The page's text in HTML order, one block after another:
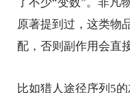
了不少“变数”。非凡
原著提到过，这类物
配，否则副作用会直
比如猎人途径序列5